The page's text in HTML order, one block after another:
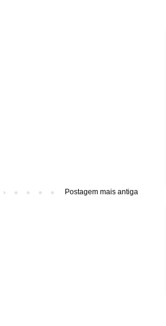
Postagem mais antiga